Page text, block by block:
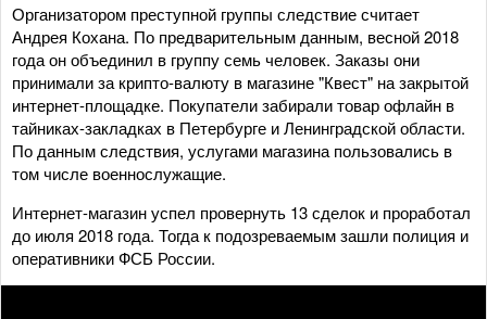
Организатором преступной группы следствие считает
Андрея Кохана. По предварительным данным, весной 2018
года он объединил в группу семь человек. Заказы они
принимали за крипто-валюту в магазине "Квест" на закрытой
интернет-площадке. Покупатели забирали товар офлайн в
тайниках-закладках в Петербурге и Ленинградской области.
По данным следствия, услугами магазина пользовались в
том числе военнослужащие.
Интернет-магазин успел провернуть 13 сделок и проработал
до июля 2018 года. Тогда к подозреваемым зашли полиция и
оперативники ФСБ России.